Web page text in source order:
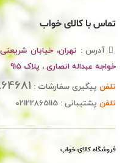
تماس با کالای خواب
آدرس : تهران، خیابان
خواجه عبداله انصاری ، پلاک 915
تلفن پیگیری سفارشات :
تلفن پشتیبانی : 02122865115
فروشگاه کالای خواب